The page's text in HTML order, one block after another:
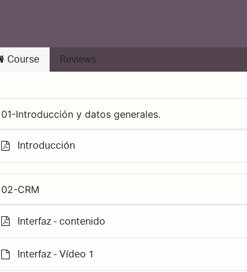
Course Reviews
01-Introducción y datos generales.
Introducción
02-CRM
Interfaz - contenido
Interfaz - Vídeo 1